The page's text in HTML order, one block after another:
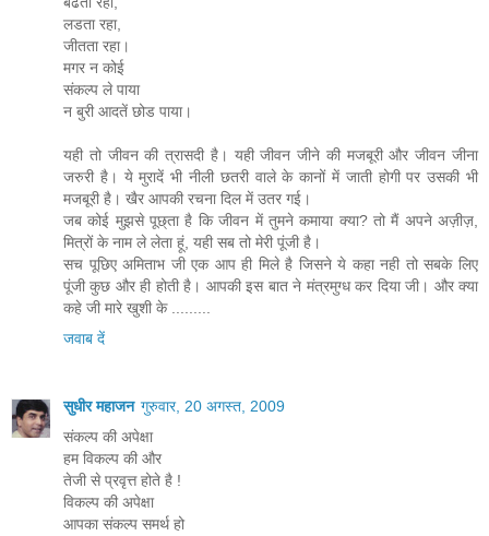
लडता रहा,
जीतता रहा।
मगर न कोई
संकल्प ले पाया
न बुरी आदतें छोड पाया।
यही तो जीवन की त्रासदी है। यही जीवन जीने की मजबूरी और जीवन जीना
जरुरी है। ये मुरादें भी नीली छतरी वाले के कानों में जाती होगी पर उसकी भी
मजबूरी है। खैर आपकी रचना दिल में उतर गई।
जब कोई मुझसे पूछ्ता है कि जीवन में तुमने कमाया क्या? तो मैं अपने अज़ीज़,
मित्रों के नाम ले लेता हूं, यही सब तो मेरी पूंजी है।
सच पूछिए अमिताभ जी एक आप ही मिले है जिसने ये कहा नही तो सबके लिए
पूंजी कुछ और ही होती है। आपकी इस बात ने मंत्रमुग्ध कर दिया जी। और क्या
कहे जी मारे खुशी के .........
जवाब दें
सुधीर महाजन गुरुवार, 20 अगस्त, 2009
संकल्प की अपेक्षा
हम विकल्प की और
तेजी से प्रवृत्त होते है !
विकल्प की अपेक्षा
आपका संकल्प समर्थ हो